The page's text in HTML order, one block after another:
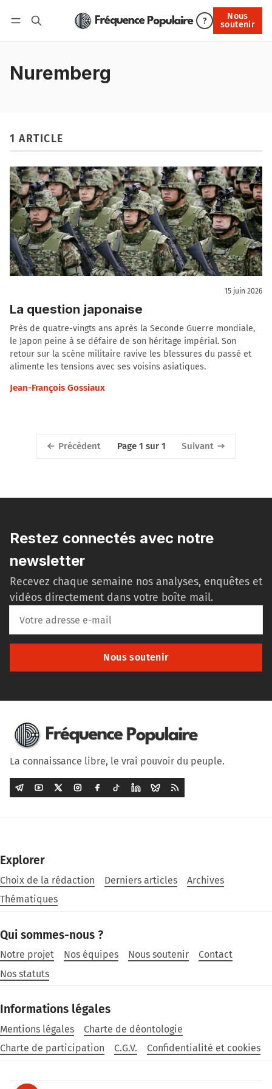
?
Nous
soutenir
Nous soutenir
Nuremberg
1 ARTICLE
15 juin 2026
La question japonaise
Près de quatre-vingts ans après la Seconde Guerre mondiale,
le Japon peine à se défaire de son héritage impérial. Son
retour sur la scène militaire ravive les blessures du passé et
alimente les tensions avec ses voisins asiatiques.
Jean-François Gossiaux
Précédent Page 1 sur 1 Suivant
Restez connectés avec notre
newsletter
Recevez chaque semaine nos analyses, enquêtes et
vidéos directement dans votre boîte mail.
Nous soutenir
La connaissance libre, le vrai pouvoir du peuple.
Explorer
Choix de la rédaction Derniers articles
Archives
Thématiques
Qui sommes-nous ?
Notre projet Nos équipes Nous soutenir
Contact
Nos statuts
Informations légales
Mentions légales
Charte de déontologie
Charte de participation
C.G.V. Confidentialité et cookies